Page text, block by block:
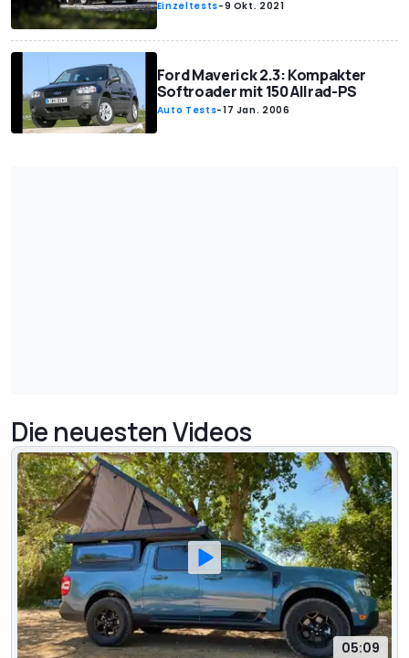
Einzeltests-9 Okt. 2021
Ford Maverick 2.3: Kompakter
Softroader mit 150 Allrad-PS
Auto Tests-17 Jan. 2006
Die neuesten Videos
05:09